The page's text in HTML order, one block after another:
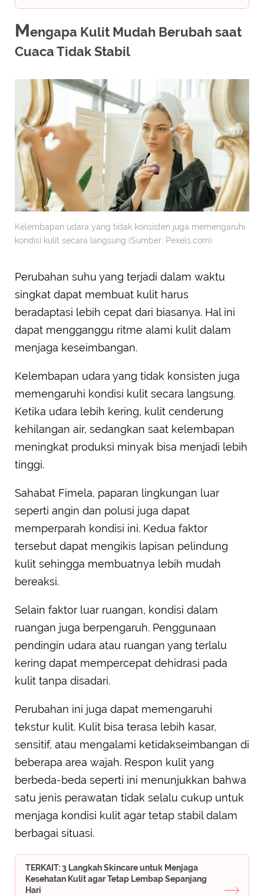
Mengapa Kulit Mudah Berubah saat
Cuaca Tidak Stabil
Kelembapan udara yang tidak konsisten juga memengaruhi
kondisi kulit secara langsung (Sumber: Pexels.com)
Perubahan suhu yang terjadi dalam waktu
singkat dapat membuat kulit harus
beradaptasi lebih cepat dari biasanya. Hal ini
dapat mengganggu ritme alami kulit dalam
menjaga keseimbangan.
Kelembapan udara yang tidak konsisten juga
memengaruhi kondisi kulit secara langsung.
Ketika udara lebih kering, kulit cenderung
kehilangan air, sedangkan saat kelembapan
meningkat produksi minyak bisa menjadi lebih
tinggi.
Sahabat Fimela, paparan lingkungan luar
seperti angin dan polusi juga dapat
memperparah kondisi ini. Kedua faktor
tersebut dapat mengikis lapisan pelindung
kulit sehingga membuatnya lebih mudah
bereaksi.
Selain faktor luar ruangan, kondisi dalam
ruangan juga berpengaruh. Penggunaan
pendingin udara atau ruangan yang terlalu
kering dapat mempercepat dehidrasi pada
kulit tanpa disadari.
Perubahan ini juga dapat memengaruhi
tekstur kulit. Kulit bisa terasa lebih kasar,
sensitif, atau mengalami ketidakseimbangan di
beberapa area wajah. Respon kulit yang
berbeda-beda seperti ini menunjukkan bahwa
satu jenis perawatan tidak selalu cukup untuk
menjaga kondisi kulit agar tetap stabil dalam
berbagai situasi.
TERKAIT: 3 Langkah Skincare untuk Menjaga
Kesehatan Kulit agar Tetap Lembap Sepanjang
Hari